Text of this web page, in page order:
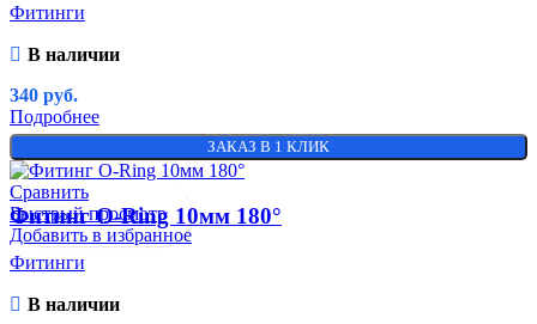
Фитинги
В наличии
340 руб.
Подробнее
ЗАКАЗ В 1 КЛИК
Сравнить
Быстрый просмотр
Добавить в избранное
Фитинг O-Ring 10мм 180°
Фитинги
В наличии